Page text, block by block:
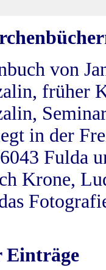
von
früher
in der
Fulda
Krone,
Einträge